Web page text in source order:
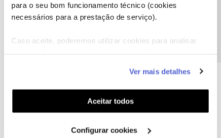
para o seu bom funcionamento técnico (cookies
necessários para a prestação de serviço).
Caso aceite, poderemos utilizar cookies para analisar
funcionalidades (cookies de personalização e
funcionalidade) e adaptar anúncios aos seus interesses
(cookies de publicidade personalizada). Pode gerir a
utilização dos cookies clicando em "Configurar
Ver mais detalhes
Aceitar todos
Configurar cookies
Hall of Fame de julho
17 soluções